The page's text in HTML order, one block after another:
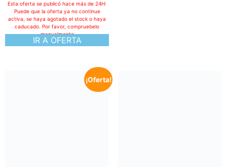
IR A OFERTA
Esta oferta se publicó hace más de 24H:
Puede que la oferta ya no continue
activa, se haya agotado el stock o haya
caducado. Por favor, compruebelo
manualmente
¡Oferta!